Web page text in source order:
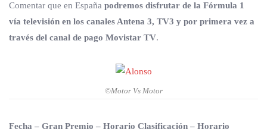
Comentar que en España podremos disfrutar de la Fórmula 1
vía televisión en los canales Antena 3, TV3 y por primera vez a
través del canal de pago Movistar TV.
©Motor Vs Motor
Fecha – Gran Premio – Horario Clasificación – Horario